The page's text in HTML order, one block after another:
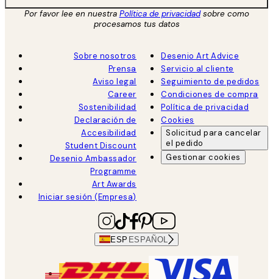
Por favor lee en nuestra Política de privacidadsobre como
procesamos tus datos
Sobre nosotros
Prensa
Aviso legal
Career
Sostenibilidad
Declaración de
Accesibilidad
Student Discount
Desenio Ambassador
Programme
Art Awards
Iniciar sesión (Empresa)
Desenio Art Advice
Servicio al cliente
Seguimiento de pedidos
Condiciones de compra
Política de privacidad
Cookies
Solicitud para cancelar
el pedido
Gestionar cookies
ESP ESPAÑOL